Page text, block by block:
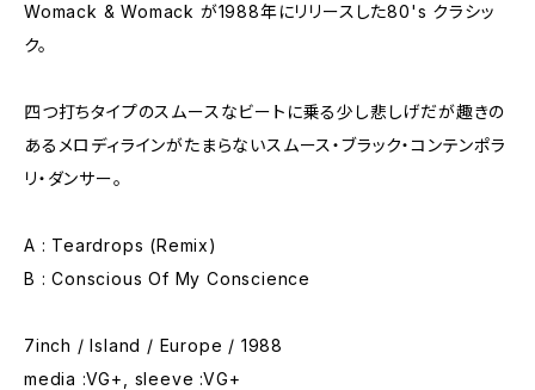
Womack & Womack が1988年にリリースした80's クラシッ
ク。
四つ打ちタイプのスムースなビートに乗る少し悲しげだが趣きの
あるメロディラインがたまらないスムース・ブラック・コンテンポラ
リ・ダンサー。
A : Teardrops (Remix)
B : Conscious Of My Conscience
7inch / Island / Europe / 1988
media :VG+, sleeve :VG+